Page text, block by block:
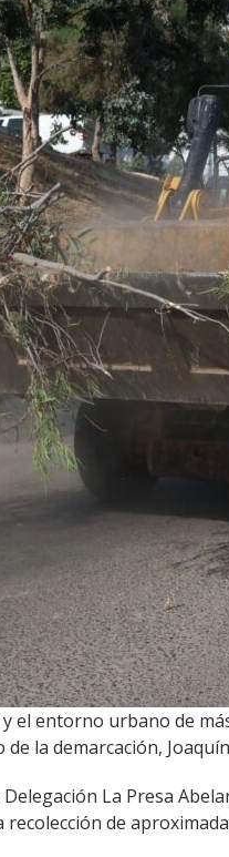
el entorno urbano de
la demarcación,
La Presa
de